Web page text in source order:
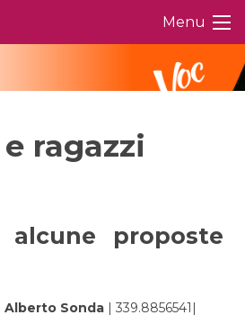
Menu
ragazzi
alcune proposte
Alberto Sonda | 339.8856541|